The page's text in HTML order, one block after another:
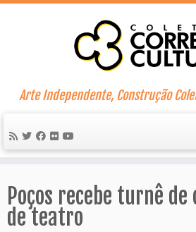
Skip
Arte Independente, Construção
Poços recebe turnê
de teatro